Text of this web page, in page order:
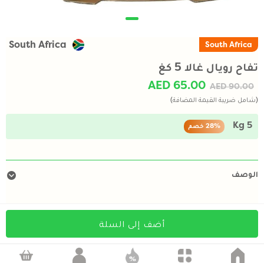
South Africa
South Africa
تفاح رويال غالا 5 كغ
AED 65.00 AED 90.00
(شامل ضريبة القيمة المضافة)
5 Kg
28% خصم
الوصف
أضف إلى السلة